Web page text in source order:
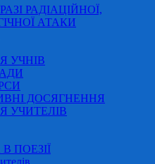
РАДІАЦІЙНОЇ,
АТАКИ
УЧНІВ
ДОСЯГНЕННЯ
УЧИТЕЛІВ
ПОЕЗІЇ